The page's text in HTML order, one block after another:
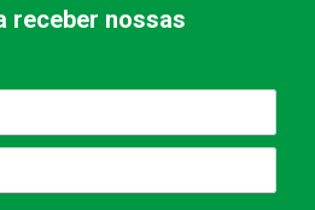
receber nossas